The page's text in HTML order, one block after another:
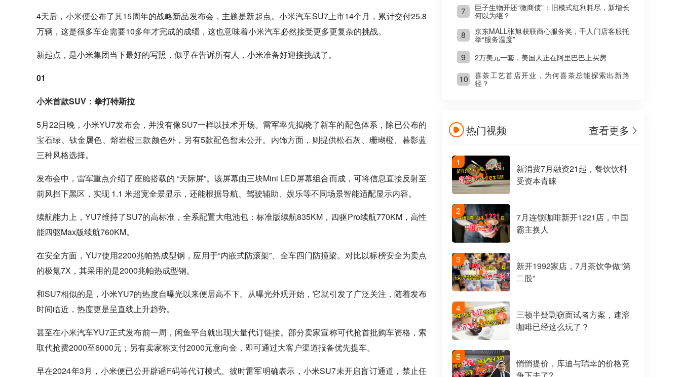
4天后，小米便公布了其15周年的战略新品发布会，主题是新起点。小米汽车SU7上市14个月，累计交付25.8
万辆，这是很多车企需要10多年才完成的成绩，这也意味着小米汽车必然接受更多更复杂的挑战。
新起点，是小米集团当下最好的写照，似乎在告诉所有人，小米准备好迎接挑战了。
01
小米首款SUV：拳打特斯拉
5月22日晚，小米YU7发布会，并没有像SU7一样以技术开场。雷军率先揭晓了新车的配色体系，除已公布的
宝石绿、钛金属色、熔岩橙三款颜色外，另有5款配色暂未公开。内饰方面，则提供松石灰、珊瑚橙、暮影蓝
三种风格选择。
发布会中，雷军重点介绍了座舱搭载的 “天际屏”。该屏幕由三块Mini LED屏幕组合而成，可将信息直接反射至
前风挡下黑区，实现 1.1 米超宽全景显示，还能根据导航、驾驶辅助、娱乐等不同场景智能适配显示内容。
续航能力上，YU7维持了SU7的高标准，全系配置大电池包：标准版续航835KM，四驱Pro续航770KM，高性
能四驱Max版续航760KM。
在安全方面，YU7使用2200兆帕热成型钢，应用于“内嵌式防滚架”、全车四门防撞梁。对比以标榜安全为卖点
的极氪7X，其采用的是2000兆帕热成型钢。
和SU7相似的是，小米YU7的热度自曝光以来便居高不下。从曝光外观开始，它就引发了广泛关注，随着发布
时间临近，热度更是呈直线上升趋势。
甚至在小米汽车YU7正式发布前一周，闲鱼平台就出现大量代订链接。部分卖家宣称可代抢首批购车资格，索
取代抢费2000至6000元；另有卖家称支付2000元意向金，即可通过大客户渠道报备优先提车。
早在2024年3月，小米便已公开辟谣F码等代订模式。彼时雷军明确表示，小米SU7未开启盲订通道，禁止任
7
巨子生物开还“微商债”：旧模式红利耗尽，新增长
何以为继？
8
京东MALL张旭获联商心服务奖，千人门店客服托
举“服务温度”
9 2万美元一套，美国人正在阿里巴巴上买房
10
喜茶工艺首店开业，为何喜茶总能探索出新路
径？
热门视频 查看更多
1
新消费7月融资21起，餐饮饮料
受资本青睐
2
7月连锁咖啡新开1221店，中国
霸主换人
3
新开1992家店，7月茶饮争做“第
二股”
4
三顿半疑剽窃面试者方案，速溶
咖啡已经这么玩了？
5
悄悄提价，库迪与瑞幸的价格竞